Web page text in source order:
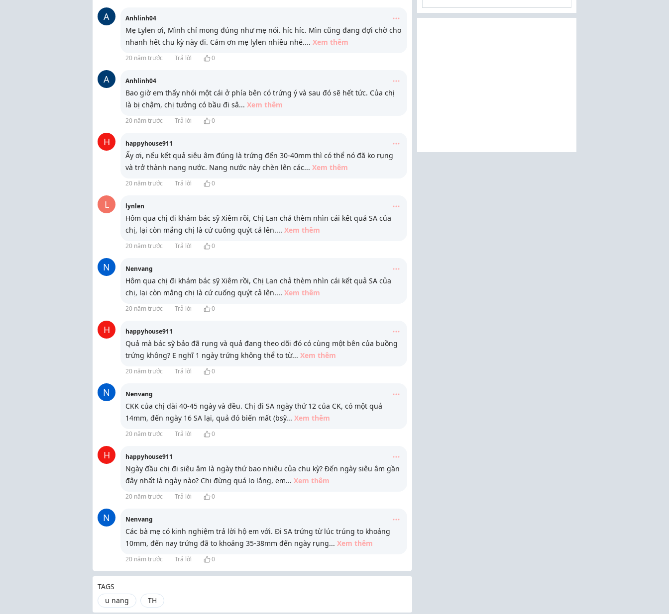
A Anhlinh04
Mẹ Lylen ơi, Mình chỉ mong đúng như mẹ nói. híc híc. Mìn cũng đang đợi chờ cho
nhanh hết chu kỳ này đi. Cảm ơn mẹ lylen nhiều nhé.... Xem thêm
20 năm trước Trả lời 0
A Anhlinh04
Bao giờ em thấy nhói một cái ở phía bên có trứng ý và sau đó sẽ hết tức. Của chị
là bị chậm, chị tưởng có bầu đi sâ... Xem thêm
20 năm trước Trả lời 0
H happyhouse911
Ấy ơi, nếu kết quả siêu âm đúng là trứng đến 30-40mm thì có thể nó đã ko rụng
và trở thành nang nước. Nang nước này chèn lên các... Xem thêm
20 năm trước Trả lời 0
L lynlen
Hôm qua chị đi khám bác sỹ Xiêm rồi, Chị Lan chả thèm nhìn cái kết quả SA của
chị, lại còn mắng chị là cứ cuống quýt cả lên.... Xem thêm
20 năm trước Trả lời 0
N Nenvang
Hôm qua chị đi khám bác sỹ Xiêm rồi, Chị Lan chả thèm nhìn cái kết quả SA của
chị, lại còn mắng chị là cứ cuống quýt cả lên.... Xem thêm
20 năm trước Trả lời 0
H happyhouse911
Quả mà bác sỹ bảo đã rụng và quả đang theo dõi đó có cùng một bên của buồng
trứng không? E nghĩ 1 ngày trứng không thể to từ... Xem thêm
20 năm trước Trả lời 0
N Nenvang
CKK của chị dài 40-45 ngày và đều. Chị đi SA ngày thứ 12 của CK, có một quả
14mm, đến ngày 16 SA lại, quả đó biến mất (bsỹ... Xem thêm
20 năm trước Trả lời 0
H happyhouse911
Ngày đầu chị đi siêu âm là ngày thứ bao nhiêu của chu kỳ? Đến ngày siêu âm gần
đây nhất là ngày nào? Chị đừng quá lo lắng, em... Xem thêm
20 năm trước Trả lời 0
N Nenvang
Các bà mẹ có kinh nghiệm trả lời hộ em với. Đi SA trứng từ lúc trúng to khoảng
10mm, đến nay trứng đã to khoảng 35-38mm đến ngày rụng... Xem thêm
20 năm trước Trả lời 0
TAGS
u nang
TH